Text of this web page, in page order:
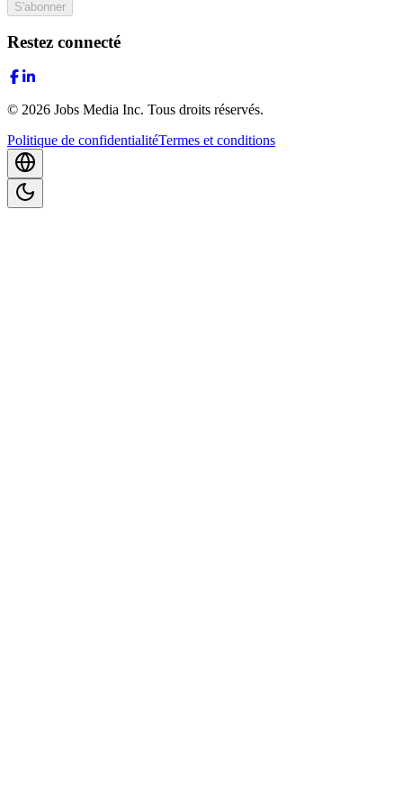
S'abonner
Restez connecté
© 2026 Jobs Media Inc. Tous droits réservés.
Politique de confidentialitéTermes et conditions